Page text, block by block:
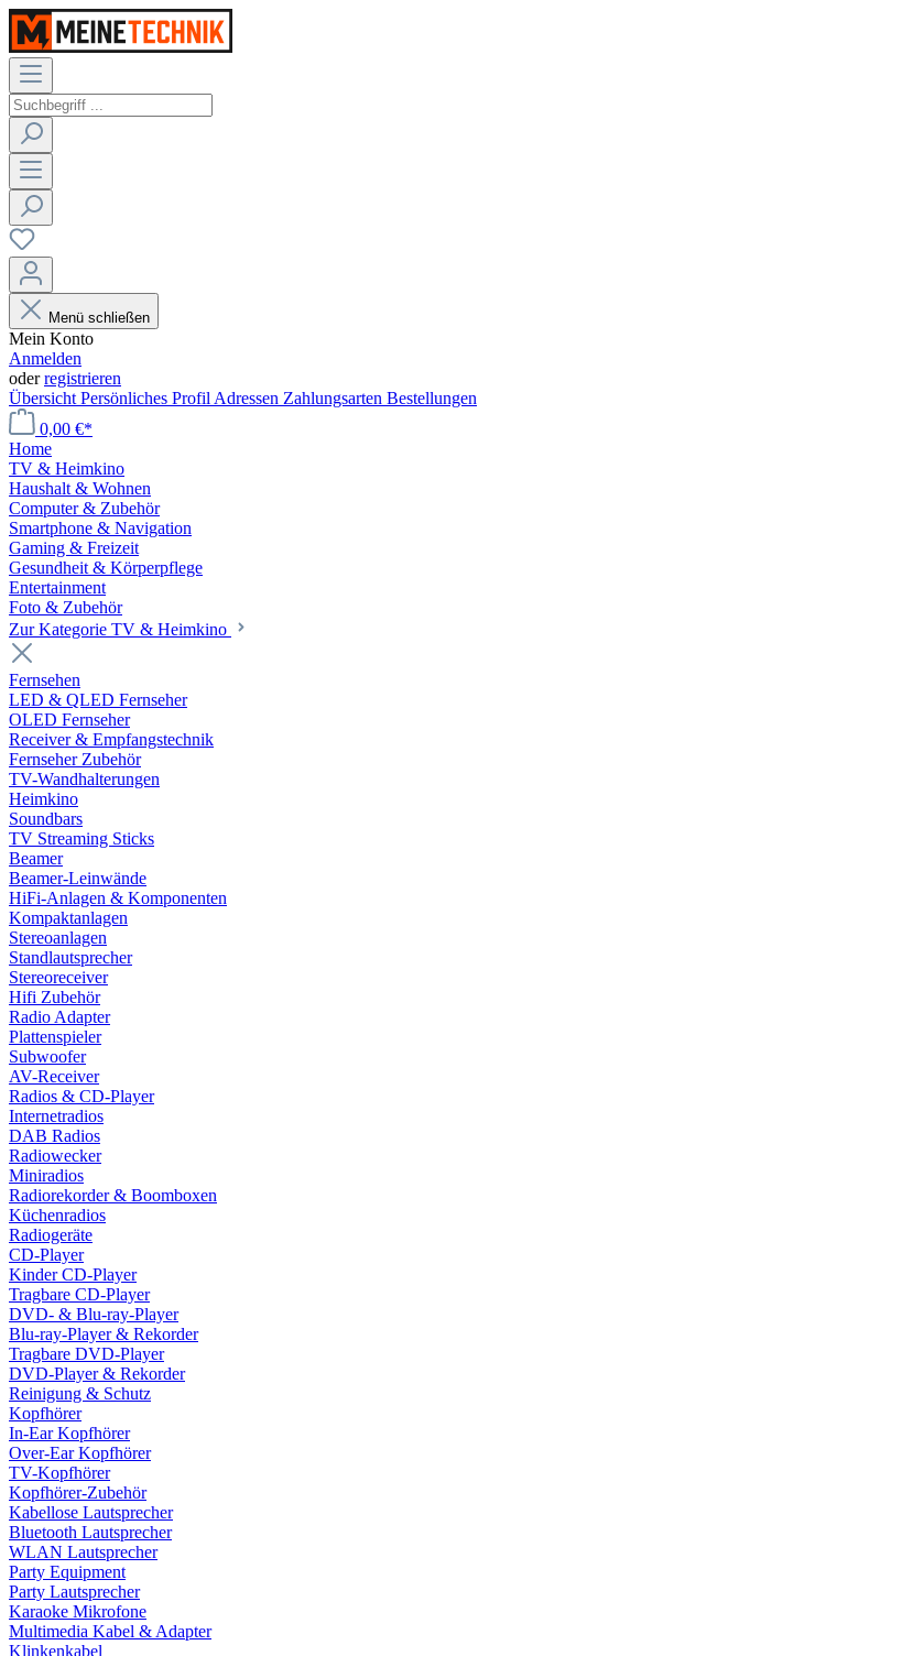
Menü schließen
Mein Konto
Anmelden
oderregistrieren
Übersicht Persönliches Profil Adressen Zahlungsarten Bestellungen
0,00 €*
Home
TV & Heimkino
Haushalt & Wohnen
Computer & Zubehör
Smartphone & Navigation
Gaming & Freizeit
Gesundheit & Körperpflege
Entertainment
Foto & Zubehör
Zur Kategorie TV & Heimkino
Fernsehen
LED & QLED Fernseher
OLED Fernseher
Receiver & Empfangstechnik
Fernseher Zubehör
TV-Wandhalterungen
Heimkino
Soundbars
TV Streaming Sticks
Beamer
Beamer-Leinwände
HiFi-Anlagen & Komponenten
Kompaktanlagen
Stereoanlagen
Standlautsprecher
Stereoreceiver
Hifi Zubehör
Radio Adapter
Plattenspieler
Subwoofer
AV-Receiver
Radios & CD-Player
Internetradios
DAB Radios
Radiowecker
Miniradios
Radiorekorder & Boomboxen
Küchenradios
Radiogeräte
CD-Player
Kinder CD-Player
Tragbare CD-Player
DVD- & Blu-ray-Player
Blu-ray-Player & Rekorder
Tragbare DVD-Player
DVD-Player & Rekorder
Reinigung & Schutz
Kopfhörer
In-Ear Kopfhörer
Over-Ear Kopfhörer
TV-Kopfhörer
Kopfhörer-Zubehör
Kabellose Lautsprecher
Bluetooth Lautsprecher
WLAN Lautsprecher
Party Equipment
Party Lautsprecher
Karaoke Mikrofone
Multimedia Kabel & Adapter
Klinkenkabel